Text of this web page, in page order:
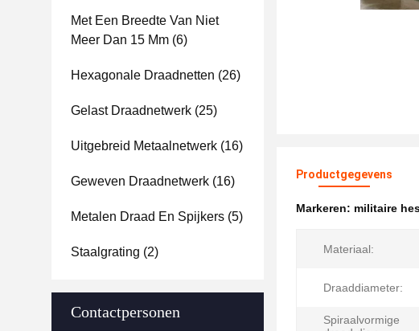
Met Een Breedte Van Niet
Meer Dan 15 Mm (6)
Hexagonale Draadnetten (26)
Gelast Draadnetwerk (25)
Uitgebreid Metaalnetwerk (16)
Geweven Draadnetwerk (16)
Metalen Draad En Spijkers (5)
Staalgrating (2)
Contactpersonen
Productgegevens
Markeren: militaire
Materiaal:
Draaddiameter:
Spiraalvormige